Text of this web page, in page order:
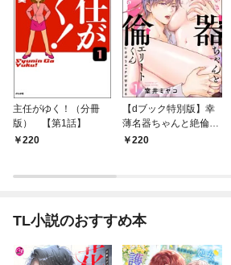
主任がゆく！（分冊
版） 【第1話】
220
【dブック特別版】幸
薄名器ちゃんと絶倫エ
リートくん むさぼりエ
220
TL小説のおすすめ本